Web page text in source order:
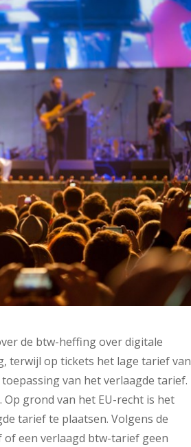
de btw-heffing over digitale
terwijl op tickets het lage tarief van
van het verlaagde tarief.
grond van het EU-recht is het
tarief te plaatsen. Volgens de
een verlaagd btw-tarief geen